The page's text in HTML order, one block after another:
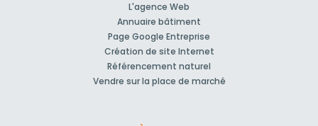
L'agence Web
Annuaire bâtiment
Page Google Entreprise
Création de site Internet
Référencement naturel
Vendre sur la place de marché